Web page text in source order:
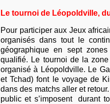
Le tournoi de Léopoldville,
Pour participer aux Jeux
organisés dans tout le
géographique en sept
qualifié. Le tournoi de la
organisé à Léopoldville. Le
et Tchad) font le voyage de
dans des matchs aller et
public et s’imposent durant